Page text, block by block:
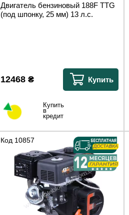
Двигатель бензиновый 188F TTG
(под шпонку, 25 мм) 13 л.с.
12468₴ Купить
Купить
в
кредит
Код 10857